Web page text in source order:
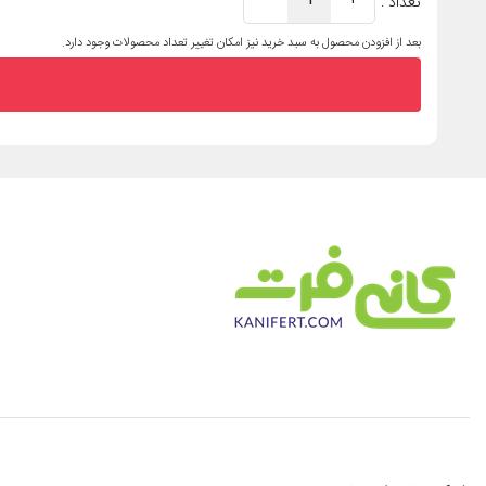
بعد از افزودن محصول به سبد خرید نیز امکان تغییر تعداد محصولات وجود دارد.